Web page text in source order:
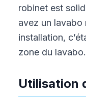
robinet est
avez un
installation,
zone du
Utilisation